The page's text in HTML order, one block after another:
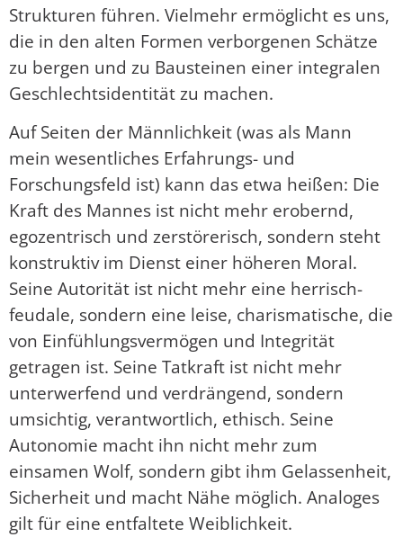
Strukturen führen. Vielmehr ermöglicht es uns,
die in den alten Formen verborgenen Schätze
zu bergen und zu Bausteinen einer integralen
Geschlechtsidentität zu machen.
Auf Seiten der Männlichkeit (was als Mann
mein wesentliches Erfahrungs- und
Forschungsfeld ist) kann das etwa heißen: Die
Kraft des Mannes ist nicht mehr erobernd,
egozentrisch und zerstörerisch, sondern steht
konstruktiv im Dienst einer höheren Moral.
Seine Autorität ist nicht mehr eine herrisch-
feudale, sondern eine leise, charismatische, die
von Einfühlungsvermögen und Integrität
getragen ist. Seine Tatkraft ist nicht mehr
unterwerfend und verdrängend, sondern
umsichtig, verantwortlich, ethisch. Seine
Autonomie macht ihn nicht mehr zum
einsamen Wolf, sondern gibt ihm Gelassenheit,
Sicherheit und macht Nähe möglich. Analoges
gilt für eine entfaltete Weiblichkeit.